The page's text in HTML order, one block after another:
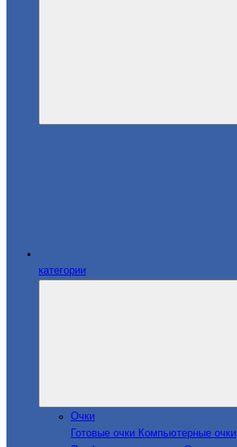
категории
Очки
Готовые очки Компьютерные очки